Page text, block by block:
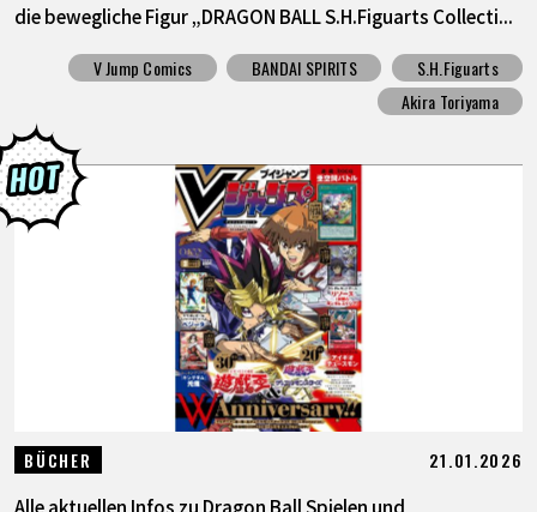
die bewegliche Figur „DRAGON BALL S.H.Figuarts Collecti...
V Jump Comics BANDAI SPIRITS
S.H.Figuarts
Akira Toriyama
BÜCHER 21.01.2026
Alle aktuellen Infos zu Dragon Ball Spielen und